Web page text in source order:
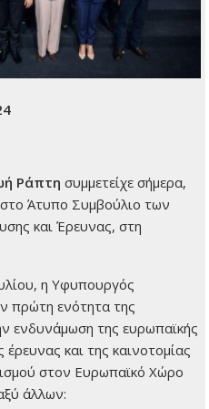
Ράπτη συμμετείχε σήμερα,
Άτυπο Συμβούλιο των
και Έρευνας, στη
η Υφυπουργός
πρώτη ενότητα της
ενδυνάμωση της ευρωπαϊκής
και της καινοτομίας
στον Ευρωπαϊκό Χώρο
άλλων: